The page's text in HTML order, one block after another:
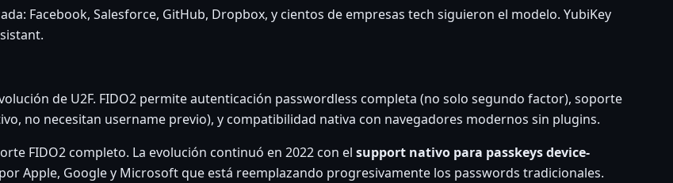
Facebook, Salesforce, GitHub, Dropbox, y cientos de empresas tech siguieron el modelo. YubiKey
de U2F. FIDO2 permite autenticación passwordless completa (no solo segundo factor), soporte
no necesitan username previo), y compatibilidad nativa con navegadores modernos sin plugins.
FIDO2 completo. La evolución continuó en 2022 con el support nativo para passkeys device-
Apple, Google y Microsoft que está reemplazando progresivamente los passwords tradicionales.